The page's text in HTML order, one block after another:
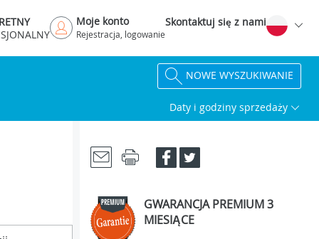
Moje konto
Rejestracja, logowanie
Skontaktuj się z nami
NOWE WYSZUKIWANIE
Daty i godziny sprzedaży
GWARANCJA PREMIUM 3
MIESIĄCE